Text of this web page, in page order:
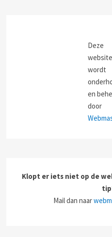
Deze
website
wordt
en
door
Klopt er iets niet op de
Mail dan naar